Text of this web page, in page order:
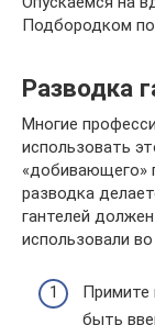
Подбородком
Разводка
Многие
использовать
«добивающего»
разводка
гантелей
использовали
быть